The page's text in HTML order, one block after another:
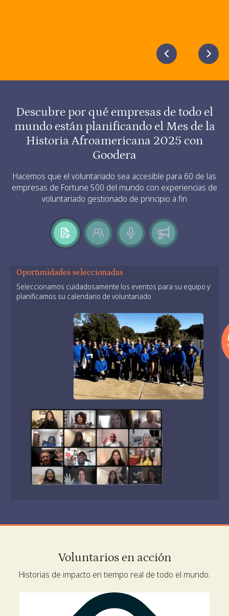
Descubre por qué empresas de todo el
mundo están planificando el Mes de la
Historia Afroamericana 2025 con
Goodera
Hacemos que el voluntariado sea accesible para 60 de las
empresas de Fortune 500 del mundo con experiencias de
voluntariado gestionado de principio a fin
Oportunidades seleccionadas
Seleccionamos cuidadosamente los eventos para su equipo y
planificamos su calendario de voluntariado
Voluntarios en acción
Historias de impacto en tiempo real de todo el mundo.